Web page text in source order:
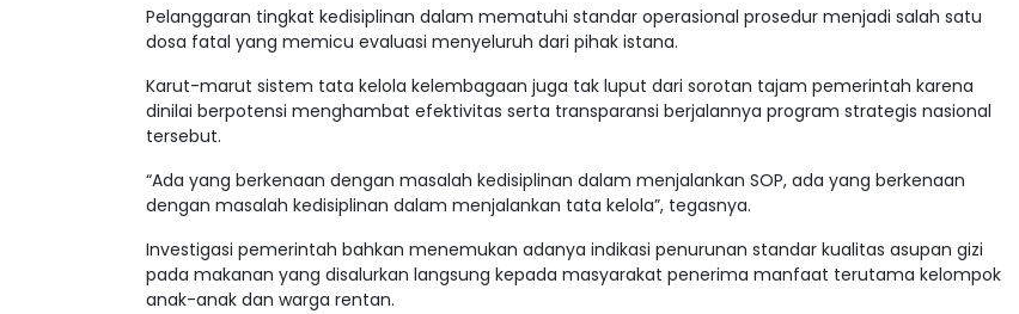
Pelanggaran tingkat kedisiplinan dalam mematuhi standar operasional prosedur menjadi salah satu
dosa fatal yang memicu evaluasi menyeluruh dari pihak istana.
Karut-marut sistem tata kelola kelembagaan juga tak luput dari sorotan tajam pemerintah karena
dinilai berpotensi menghambat efektivitas serta transparansi berjalannya program strategis nasional
tersebut.
“Ada yang berkenaan dengan masalah kedisiplinan dalam menjalankan SOP, ada yang berkenaan
dengan masalah kedisiplinan dalam menjalankan tata kelola”, tegasnya.
Investigasi pemerintah bahkan menemukan adanya indikasi penurunan standar kualitas asupan gizi
pada makanan yang disalurkan langsung kepada masyarakat penerima manfaat terutama kelompok
anak-anak dan warga rentan.